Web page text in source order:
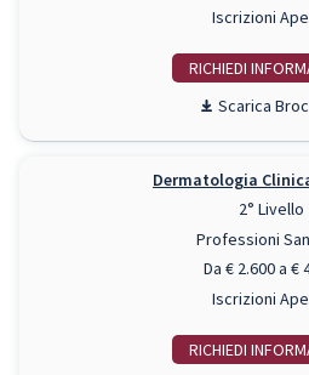
Iscrizioni
RICHIEDI INFO
Scarica
Dermatologia
2° Livello
Professioni
Da € 2.600 a €
Iscrizioni
RICHIEDI INFO